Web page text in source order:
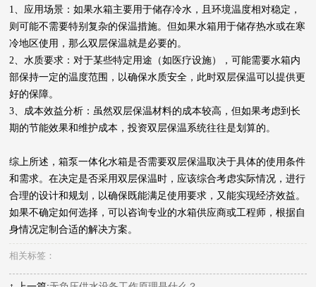
1、应用场景：如果水箱主要用于储存冷水，且环境温度相对稳定，
则可能不需要特别复杂的保温措施。但如果水箱用于储存热水或在寒
冷地区使用，那么双层保温就是必要的。
2、水质要求：对于某些特定用途（如医疗设施），可能需要水箱内
部保持一定的温度范围，以确保水质安全，此时双层保温可以提供更
好的保障。
3、成本效益分析：虽然双层保温材料的成本较高，但如果考虑到长
期的节能效果和维护成本，投资双层保温系统往往是划算的。
综上所述，箱泵一体化水箱是否需要双层保温取决于具体的使用条件
和需求。在决定是否采用双层保温时，应该综合考虑实际情况，进行
合理的设计和规划，以确保既能满足使用要求，又能实现经济效益。
如果不确定如何选择，可以咨询专业的水箱供应商或工程师，根据自
身情况定制合适的解决方案。
相关标签：